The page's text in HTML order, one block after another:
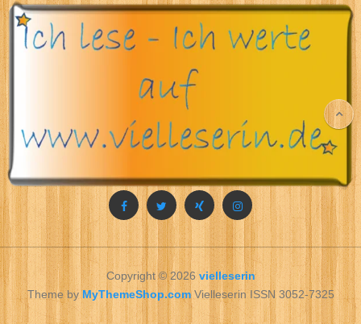
Copyright © 2026vielleserin
Theme by MyThemeShop.comVielleserin ISSN 3052-7325